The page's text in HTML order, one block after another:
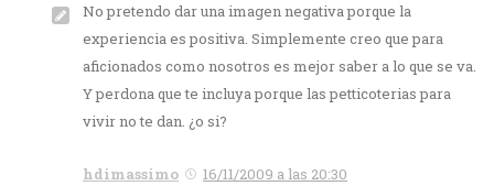
No pretendo dar una imagen negativa porque la
experiencia es positiva. Simplemente creo que para
aficionados como nosotros es mejor saber a lo que se va.
Y perdona que te incluya porque las petticoterias para
vivir no te dan. ¿o si?
hdimassimo
16/11/2009 a las 20:30